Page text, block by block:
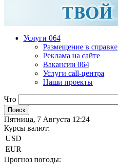
Услуги 064
Размещение в справке
Реклама на сайте
Вакансии 064
Услуги call-центра
Наши проекты
Что
Пятница, 7 Августа 12:24
Курсы валют:
USD
EUR
Прогноз погоды: